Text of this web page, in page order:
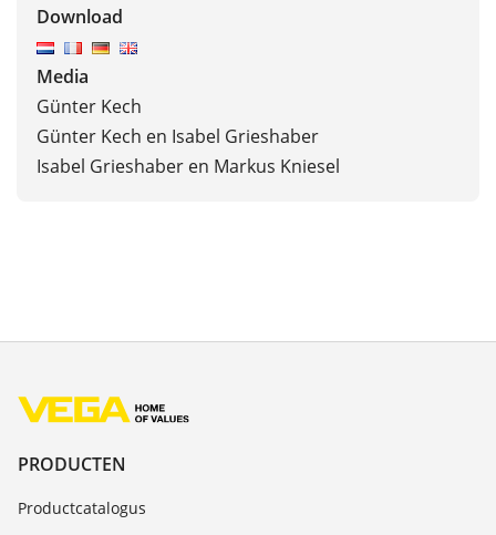
Download
Media
Günter Kech
Günter Kech en Isabel Grieshaber
Isabel Grieshaber en Markus Kniesel
PRODUCTEN
Productcatalogus